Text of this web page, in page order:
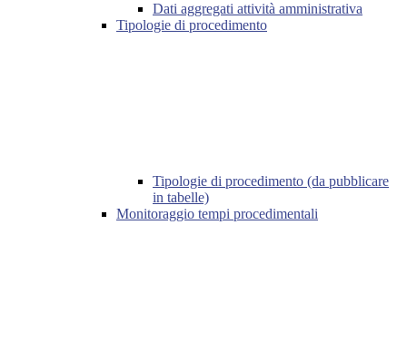
Dati aggregati attività amministrativa
Tipologie di procedimento
Tipologie di procedimento (da pubblicare
in tabelle)
Monitoraggio tempi procedimentali